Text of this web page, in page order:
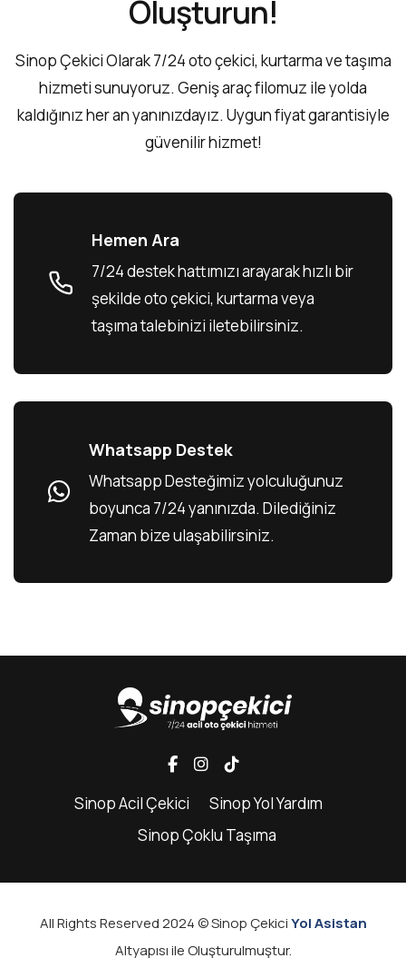
Oluşturun!
Sinop Çekici Olarak 7/24 oto çekici, kurtarma ve taşıma
hizmeti sunuyoruz. Geniş araç filomuz ile yolda
kaldığınız her an yanınızdayız. Uygun fiyat garantisiyle
güvenilir hizmet!
Hemen Ara
7/24 destek hattımızı arayarak hızlı bir
şekilde oto çekici, kurtarma veya
taşıma talebinizi iletebilirsiniz.
Whatsapp Destek
Whatsapp Desteğimiz yolculuğunuz
boyunca 7/24 yanınızda. Dilediğiniz
Zaman bize ulaşabilirsiniz.
Sinop Acil Çekici
Sinop Yol Yardım
Sinop Çoklu Taşıma
All Rights Reserved 2024 © Sinop ÇekiciYol Asistan
Altyapısı ile Oluşturulmuştur.